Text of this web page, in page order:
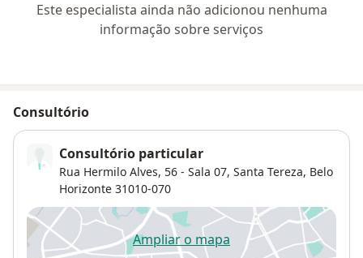
Este especialista ainda não adicionou nenhuma
informação sobre serviços
Consultório
Consultório particular
Rua Hermilo Alves, 56 - Sala 07, Santa Tereza, Belo
Horizonte 31010-070
Ampliar o mapaabre num novo separador